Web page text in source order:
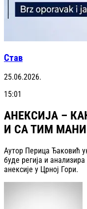
Став
25.06.2026.
15:01
АНЕКСИЈА –
И СА ТИМ
Аутор Перица Ђаковић
буде регија и
анексије у Црној Гори.